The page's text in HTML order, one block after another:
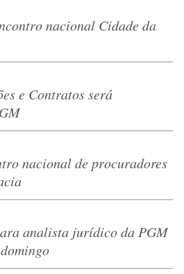
nacional Cidade da
e Contratos será
nacional de procuradores
analista jurídico da PGM